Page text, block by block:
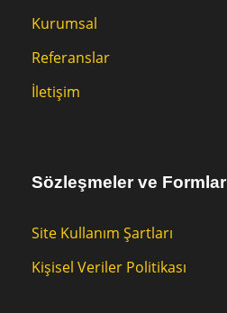
Kurumsal
Referanslar
İletişim
Sözleşmeler ve Formlar
Site Kullanım Şartları
Kişisel Veriler Politikası